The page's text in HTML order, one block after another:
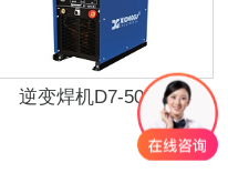
逆变焊机D7-500(N)